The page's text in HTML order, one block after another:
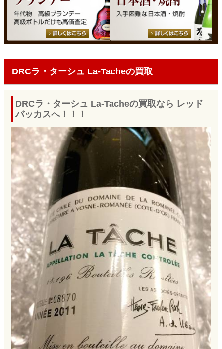
DRCラ・ターシュ La-Tacheの買取
DRCラ・ターシュ La-Tacheの買取なら レッド
バッカスへ！！！